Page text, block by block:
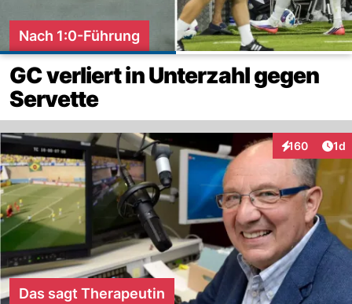
Nach 1:0-Führung
GC verliert in Unterzahl gegen
Servette
160
Interaktionen
1d
Das sagt Therapeutin